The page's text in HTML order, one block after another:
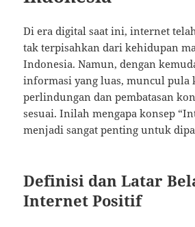
Di era digital saat ini, internet
tak terpisahkan dari kehidupan
Indonesia. Namun, dengan
informasi yang luas, muncul pula
perlindungan dan pembatasan
sesuai. Inilah mengapa konsep
menjadi sangat penting untuk
Definisi dan Latar
Internet Positif